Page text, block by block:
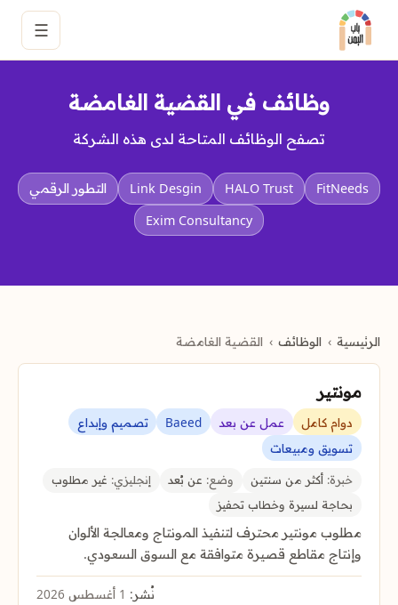
☰
وظائف في القضية الغامضة
تصفح الوظائف المتاحة لدى هذه الشركة
FitNeeds
HALO Trust
Link Desgin
التطور الرقمي
Exim Consultancy
الرئيسية الوظائف القضية الغامضة
مونتير
دوام كامل عمل عن بعد Baeed
تصميم وإبداع
تسويق ومبيعات
خبرة: أكثر من سنتين وضع: عن بُعد إنجليزي: غير مطلوب
بحاجة لسيرة وخطاب تحفيز
مطلوب مونتير محترف لتنفيذ المونتاج ومعالجة الألوان
وإنتاج مقاطع قصيرة متوافقة مع السوق السعودي.
نُشر: